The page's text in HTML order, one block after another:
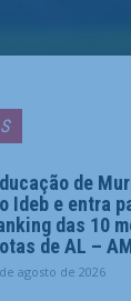
de
Ideb e entra
das 10
de AL –
agosto de 2026